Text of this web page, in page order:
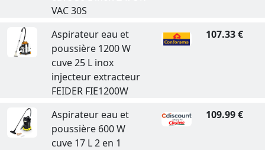
VAC 30S
Aspirateur eau et
poussière 1200 W
cuve 25 L inox
injecteur extracteur
FEIDER FIE1200W
107.33 €
Aspirateur eau et
poussière 600 W
cuve 17 L 2 en 1
109.99 €